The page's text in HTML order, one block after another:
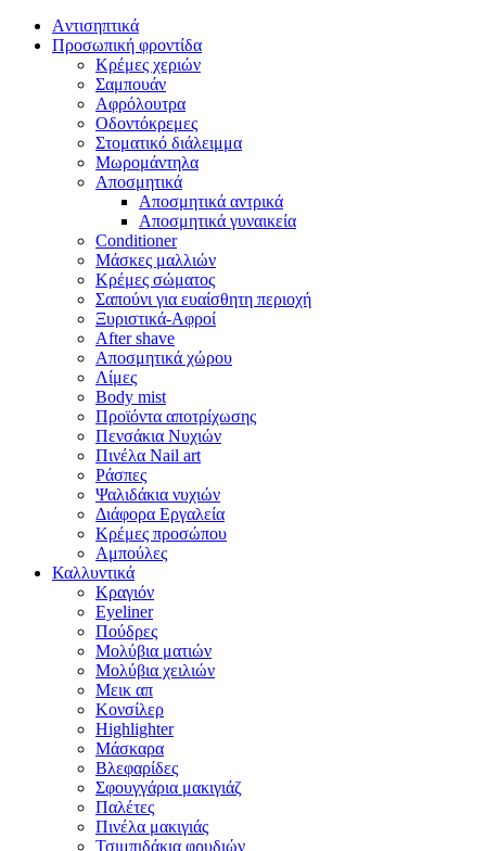
Aντισηπτικά
Προσωπική φροντίδα
Κρέμες χεριών
Σαμπουάν
Αφρόλουτρα
Οδοντόκρεμες
Στοματικό διάλειμμα
Μωρομάντηλα
Αποσμητικά
Αποσμητικά αντρικά
Αποσμητικά γυναικεία
Conditioner
Μάσκες μαλλιών
Κρέμες σώματος
Σαπούνι για ευαίσθητη περιοχή
Ξυριστικά-Αφροί
After shave
Αποσμητικά χώρου
Λίμες
Body mist
Προϊόντα αποτρίχωσης
Πενσάκια Νυχιών
Πινέλα Nail art
Ράσπες
Ψαλιδάκια νυχιών
Διάφορα Εργαλεία
Κρέμες προσώπου
Αμπούλες
Καλλυντικά
Κραγιόν
Eyeliner
Πούδρες
Μολύβια ματιών
Μολύβια χειλιών
Μεικ απ
Κονσίλερ
Highlighter
Μάσκαρα
Βλεφαρίδες
Σφουγγάρια μακιγιάζ
Παλέτες
Πινέλα μακιγιάς
Τσιμπιδάκια φρυδιών